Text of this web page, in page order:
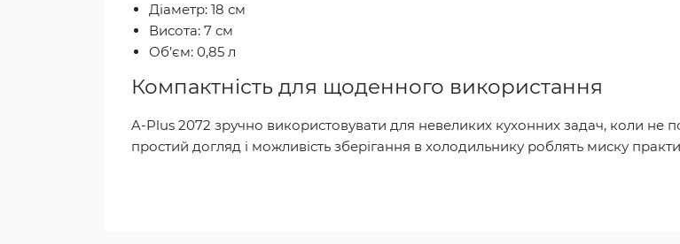
Діаметр: 18 см
Висота: 7 см
Об’єм: 0,85 л
Компактність для щоденного використання
A-Plus 2072 зручно використовувати для невеликих кухонних задач, коли не
простий догляд і можливість зберігання в холодильнику роблять миску